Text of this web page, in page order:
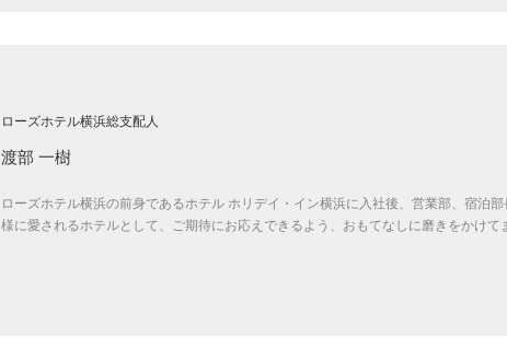
ローズホテル横浜総支配人
渡部 一樹
ローズホテル横浜の前身であるホテル ホリデイ・イン横浜に入社後、営業部、宿泊
様に愛されるホテルとして、ご期待にお応えできるよう、おもてなしに磨きをかけて